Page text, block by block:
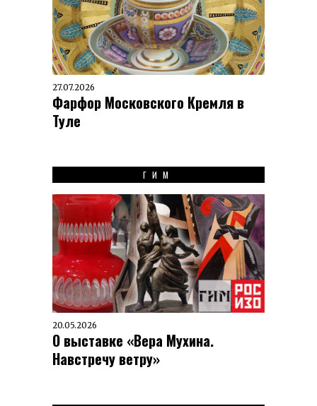
27.07.2026
Фарфор Московского Кремля в
Туле
ГИМ
20.05.2026
О выставке «Вера Мухина.
Навстречу ветру»